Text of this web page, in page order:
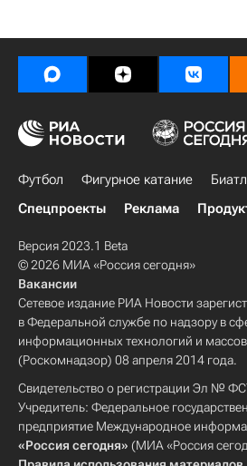
Футбол Фигурное катание
Спецпроекты
Реклама
Версия 2023.1 Beta
© 2026 МИА «Россия сегодня»
Вакансии
Сетевое издание РИА Новости
в Федеральной службе по надзору в
информационных технологий и
(Роскомнадзор) 08 апреля 2014 года.
Свидетельство о регистрации Эл №
Учредитель: Федеральное
предприятие Международное
«Россия сегодня» (МИА «Россия